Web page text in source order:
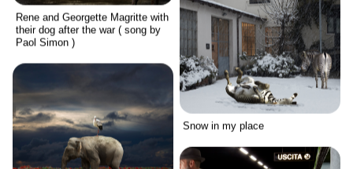
Rene and Georgette Magritte with
their dog after the war ( song by
Paol Simon )
Snow in my place